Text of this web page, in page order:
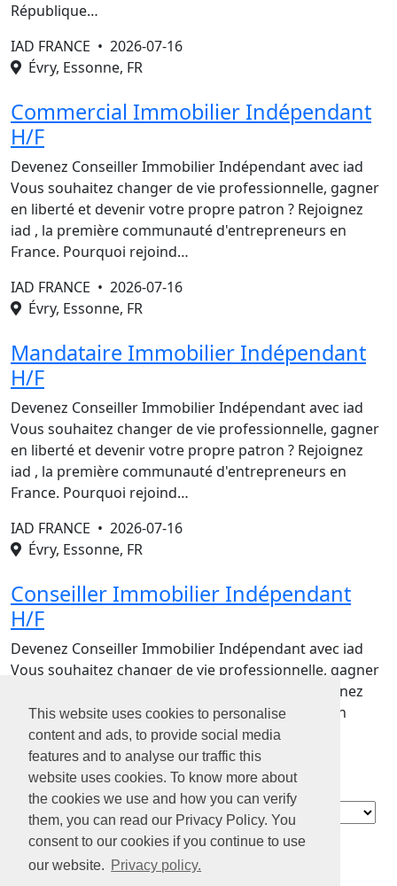
This website uses cookies to personalise
content and ads, to provide social media
features and to analyse our traffic this
website uses cookies. To know more about
the cookies we use and how you can verify
them, you can read our Privacy Policy. You
consent to our cookies if you continue to use
our website. Privacy policy.
République…
IAD FRANCE • 2026-07-16
Évry, Essonne, FR
Commercial Immobilier Indépendant
H/F
Devenez Conseiller Immobilier Indépendant avec iad
Vous souhaitez changer de vie professionnelle, gagner
en liberté et devenir votre propre patron ? Rejoignez
iad , la première communauté d'entrepreneurs en
France. Pourquoi rejoind…
IAD FRANCE • 2026-07-16
Évry, Essonne, FR
Mandataire Immobilier Indépendant
H/F
Devenez Conseiller Immobilier Indépendant avec iad
Vous souhaitez changer de vie professionnelle, gagner
en liberté et devenir votre propre patron ? Rejoignez
iad , la première communauté d'entrepreneurs en
France. Pourquoi rejoind…
IAD FRANCE • 2026-07-16
Évry, Essonne, FR
Conseiller Immobilier Indépendant
H/F
Devenez Conseiller Immobilier Indépendant avec iad
Vous souhaitez changer de vie professionnelle, gagner
en liberté et devenir votre propre patron ? Rejoignez
iad , la première communauté d'entrepreneurs en
France. Pourquoi rejoind…
À propos de
Confidentialité